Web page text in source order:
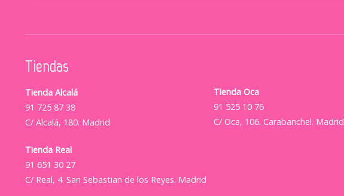
Tiendas
Tienda Alcalá
91 725 87 38
C/ Alcalá, 180. Madrid
Tienda Real
91 651 30 27
C/ Real, 4. San Sebastian de los Reyes. Madrid
Tienda Oca
91 525 10 76
C/ Oca, 106. Carabanchel. Madrid